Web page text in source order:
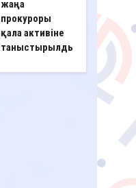
жаңа
прокуроры
қала активіне
таныстырылды